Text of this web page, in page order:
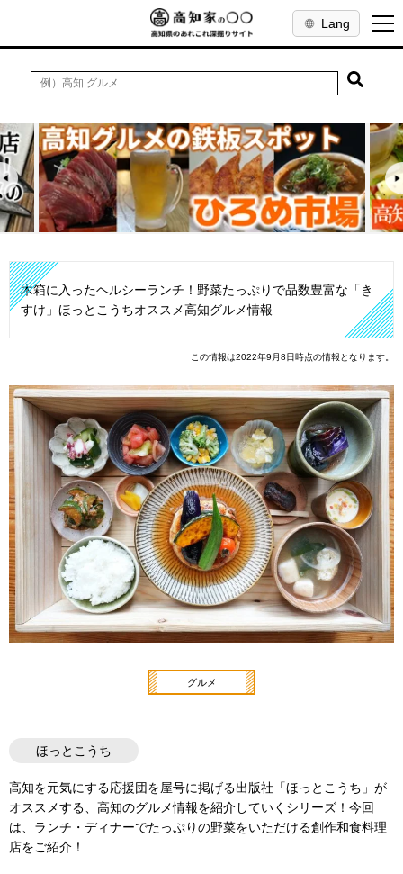
Lang
木箱に入ったヘルシーランチ！野菜たっぷりで品数豊富な「き
すけ」ほっとこうちオススメ高知グルメ情報
この情報は2022年9月8日時点の情報となります。
グルメ
ほっとこうち
高知を元気にする応援団を屋号に掲げる出版社「ほっとこうち」が
オススメする、高知のグルメ情報を紹介していくシリーズ！今回
は、ランチ・ディナーでたっぷりの野菜をいただける創作和食料理
店をご紹介！